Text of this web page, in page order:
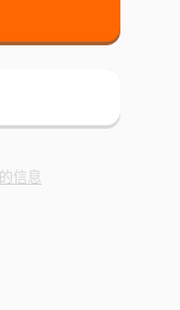
信息